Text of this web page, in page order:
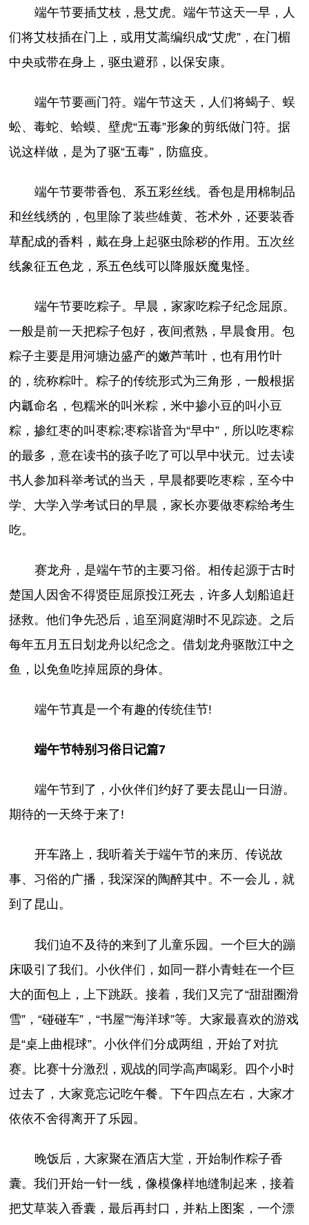
端午节要插艾枝，悬艾虎。端午节这天一早，人
们将艾枝插在门上，或用艾蒿编织成“艾虎”，在门楣
中央或带在身上，驱虫避邪，以保安康。
端午节要画门符。端午节这天，人们将蝎子、蜈
蚣、毒蛇、蛤蟆、壁虎“五毒”形象的剪纸做门符。据
说这样做，是为了驱“五毒”，防瘟疫。
端午节要带香包、系五彩丝线。香包是用棉制品
和丝线绣的，包里除了装些雄黄、苍术外，还要装香
草配成的香料，戴在身上起驱虫除秽的作用。五次丝
线象征五色龙，系五色线可以降服妖魔鬼怪。
端午节要吃粽子。早晨，家家吃粽子纪念屈原。
一般是前一天把粽子包好，夜间煮熟，早晨食用。包
粽子主要是用河塘边盛产的嫩芦苇叶，也有用竹叶
的，统称粽叶。粽子的传统形式为三角形，一般根据
内瓤命名，包糯米的叫米粽，米中掺小豆的叫小豆
粽，掺红枣的叫枣粽;枣粽谐音为“早中”，所以吃枣粽
的最多，意在读书的孩子吃了可以早中状元。过去读
书人参加科举考试的当天，早晨都要吃枣粽，至今中
学、大学入学考试日的早晨，家长亦要做枣粽给考生
吃。
赛龙舟，是端午节的主要习俗。相传起源于古时
楚国人因舍不得贤臣屈原投江死去，许多人划船追赶
拯救。他们争先恐后，追至洞庭湖时不见踪迹。之后
每年五月五日划龙舟以纪念之。借划龙舟驱散江中之
鱼，以免鱼吃掉屈原的身体。
端午节真是一个有趣的传统佳节!
端午节特别习俗日记篇7
端午节到了，小伙伴们约好了要去昆山一日游。
期待的一天终于来了!
开车路上，我听着关于端午节的来历、传说故
事、习俗的广播，我深深的陶醉其中。不一会儿，就
到了昆山。
我们迫不及待的来到了儿童乐园。一个巨大的蹦
床吸引了我们。小伙伴们，如同一群小青蛙在一个巨
大的面包上，上下跳跃。接着，我们又完了“甜甜圈滑
雪”，“碰碰车”，“书屋”“海洋球”等。大家最喜欢的游戏
是“桌上曲棍球”。小伙伴们分成两组，开始了对抗
赛。比赛十分激烈，观战的同学高声喝彩。四个小时
过去了，大家竟忘记吃午餐。下午四点左右，大家才
依依不舍得离开了乐园。
晚饭后，大家聚在酒店大堂，开始制作粽子香
囊。我们开始一针一线，像模像样地缝制起来，接着
把艾草装入香囊，最后再封口，并粘上图案，一个漂